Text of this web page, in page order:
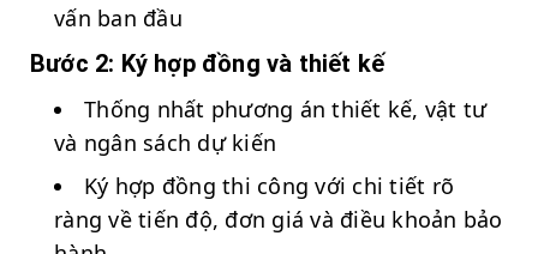
vấn ban đầu
Bước 2: Ký hợp đồng và thiết kế
Thống nhất phương án thiết kế, vật tư
và ngân sách dự kiến
Ký hợp đồng thi công với chi tiết rõ
ràng về tiến độ, đơn giá và điều khoản bảo